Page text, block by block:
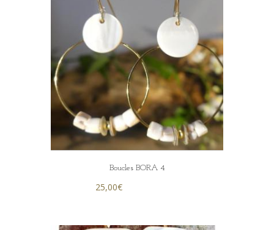
Boucles BORA 4
25,00€